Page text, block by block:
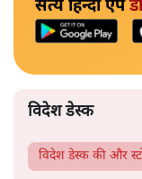
सत्य हिन्दी ऐप
विदेश डेस्क
विदेश डेस्क की और